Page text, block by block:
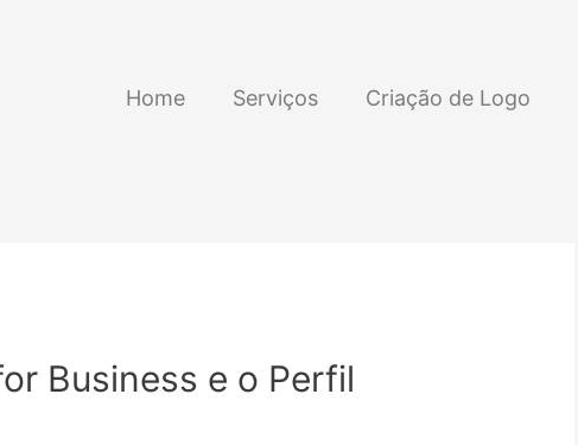
Home Serviços Criação de Logo
Business e o Perfil